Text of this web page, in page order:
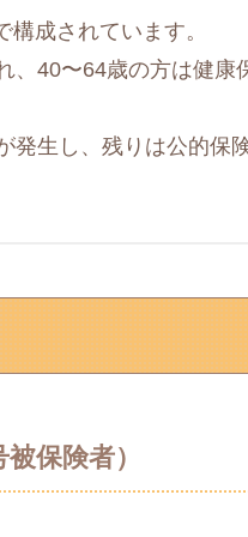
成されています。
40〜64歳の方は健康
発生し、残りは公的保
保険者）